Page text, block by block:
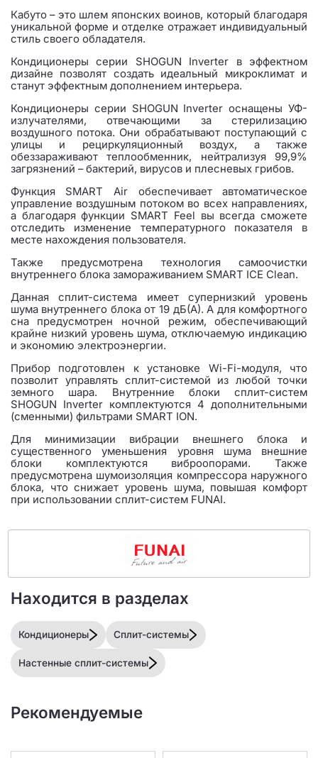
Кабуто – это шлем японских воинов, который благодаря
уникальной форме и отделке отражает индивидуальный
стиль своего обладателя.
Кондиционеры серии SHOGUN Inverter в эффектном
дизайне позволят создать идеальный микроклимат и
станут эффектным дополнением интерьера.
Кондиционеры серии SHOGUN Inverter оснащены УФ-
излучателями, отвечающими за стерилизацию
воздушного потока. Они обрабатывают поступающий с
улицы и рециркуляционный воздух, а также
обеззараживают теплообменник, нейтрализуя 99,9%
загрязнений – бактерий, вирусов и плесневых грибов.
Функция SMART Air обеспечивает автоматическое
управление воздушным потоком во всех направлениях,
а благодаря функции SMART Feel вы всегда сможете
отследить изменение температурного показателя в
месте нахождения пользователя.
Также предусмотрена технология самоочистки
внутреннего блока замораживанием SMART ICE Clean.
Данная сплит-система имеет супернизкий уровень
шума внутреннего блока от 19 дБ(А). А для комфортного
сна предусмотрен ночной режим, обеспечивающий
крайне низкий уровень шума, отключаемую индикацию
и экономию электроэнергии.
Прибор подготовлен к установке Wi-Fi-модуля, что
позволит управлять сплит-системой из любой точки
земного шара. Внутренние блоки сплит-систем
SHOGUN Inverter комплектуются 4 дополнительными
(сменными) фильтрами SMART ION.
Для минимизации вибрации внешнего блока и
существенного уменьшения уровня шума внешние
блоки комплектуются виброопорами. Также
предусмотрена шумоизоляция компрессора наружного
блока, что снижает уровень шума, повышая комфорт
при использовании сплит-систем FUNAI.
Находится в разделах
Кондиционеры Сплит-системы
Настенные сплит-системы
Рекомендуемые